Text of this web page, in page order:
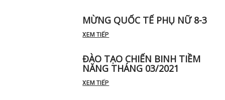
MỪNG QUỐC TẾ PHỤ NỮ 8-3
XEM TIẾP
ĐÀO TẠO CHIẾN BINH TIỀM
NĂNG THÁNG 03/2021
XEM TIẾP